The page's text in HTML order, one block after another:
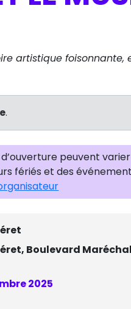
artistique foisonnante,
.
peuvent varier
fériés et des
Boulevard
2025